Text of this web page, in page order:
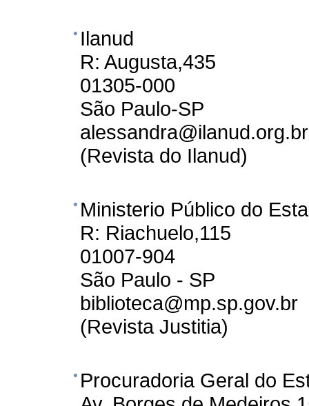
Ilanud
R: Augusta,435
01305-000
São Paulo-SP
alessandra@ilanud.org.br
(Revista do Ilanud)
Ministerio Público do
R: Riachuelo,115
01007-904
São Paulo - SP
biblioteca@mp.sp.gov.br
(Revista Justitia)
Procuradoria Geral do